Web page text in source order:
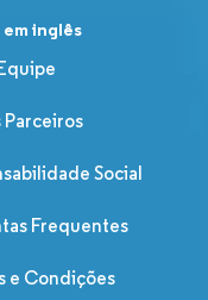
inglês
Parceiros
Social
Frequentes
e Condições